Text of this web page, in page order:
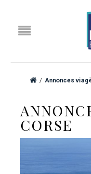
/ Annonces
CORSE